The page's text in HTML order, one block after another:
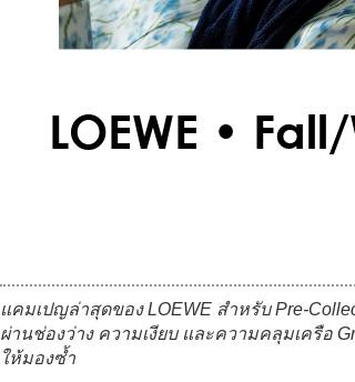
LOEWE •
แคมเปญล่าสุดของ LOEWE สำหรับ Pre-
ผ่านช่องว่าง ความเงียบ และความคลุมเครือ
ให้มองซ้ำ